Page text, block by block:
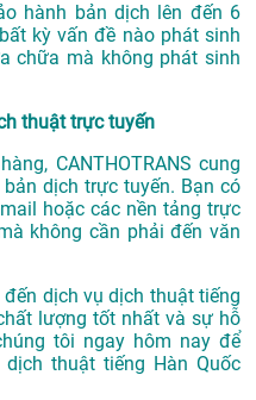
hành bản dịch lên đến 6
kỳ vấn đề nào phát sinh
chữa mà không phát sinh
thuật trực tuyến
CANTHOTRANS cung
dịch trực tuyến. Bạn có
hoặc các nền tảng trực
không cần phải đến văn
dịch vụ dịch thuật tiếng
lượng tốt nhất và sự hỗ
tôi ngay hôm nay để
thuật tiếng Hàn Quốc